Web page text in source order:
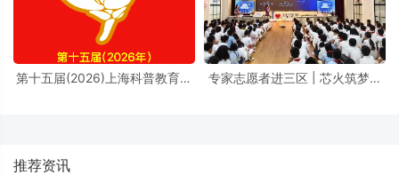
第十五届(2026)上海科普教育创
专家志愿者进三区 | 芯火筑梦进
推荐资讯